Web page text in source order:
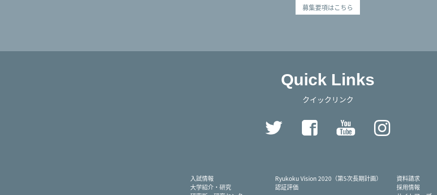
募集要項はこちら
Quick Links
クイックリンク
Twitter FacebookYouTube
入試情報
大学紹介・研究
Ryukoku Vision 2020（第5次長期計画）
認証評価
資料請求
採用情報